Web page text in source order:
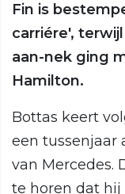
Fin is
carriére',
aan-nek ging
Hamilton.
Bottas keert
een tussenjaar
van Mercedes.
te horen dat hij